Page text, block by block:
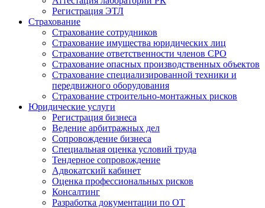
Регистрация ЭТЛ
Страхование
Страхование сотрудников
Страхование имущества юридических лиц
Страхование ответственности членов СРО
Страхование опасных производственных объектов
Страхование специализированной техники и
передвижного оборудования
Страхование строительно-монтажных рисков
Юридические услуги
Регистрация бизнеса
Ведение арбитражных дел
Сопровождение бизнеса
Специальная оценка условий труда
Тендерное сопровождение
Адвокатский кабинет
Оценка профессиональных рисков
Консалтинг
Разработка документации по ОТ